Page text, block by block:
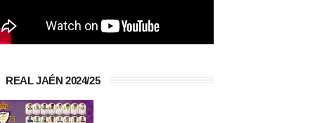
REAL JAÉN 2024/25